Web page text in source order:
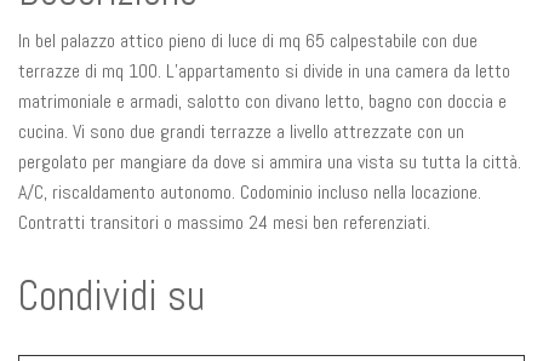
In bel palazzo attico pieno di luce di mq 65 calpestabile con due
terrazze di mq 100. L’appartamento si divide in una camera da letto
matrimoniale e armadi, salotto con divano letto, bagno con doccia e
cucina. Vi sono due grandi terrazze a livello attrezzate con un
pergolato per mangiare da dove si ammira una vista su tutta la città.
A/C, riscaldamento autonomo. Codominio incluso nella locazione.
Contratti transitori o massimo 24 mesi ben referenziati.
Condividi su